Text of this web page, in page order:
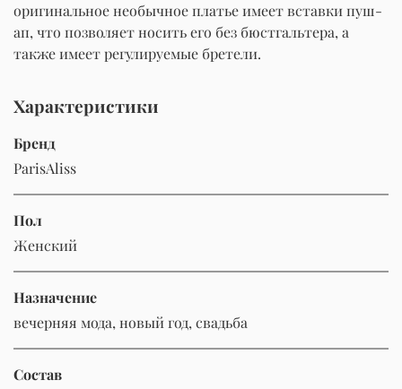
оригинальное необычное платье имеет вставки пуш-
ап, что позволяет носить его без бюстгальтера, а
также имеет регулируемые бретели.
Характеристики
Бренд
ParisAliss
Пол
Женский
Назначение
вечерняя мода, новый год, свадьба
Состав